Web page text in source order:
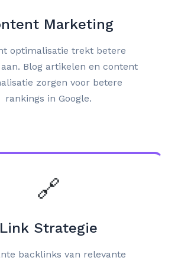
Marketing
optimalisatie trekt betere
Blog artikelen en content
zorgen voor betere
rankings in Google.
🔗
Link Strategie
backlinks van relevante